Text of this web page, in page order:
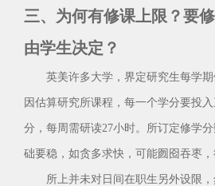
三、为何有修课上限？要
由学生决定？
英美许多大学，界定研究生每学期
因估算研究所课程，每一个学分要投
分，每周需研读27小时。所订定修学
础要稳，如贪多求快，可能囫囵吞枣，
所上并未对日间在职生另外设限，